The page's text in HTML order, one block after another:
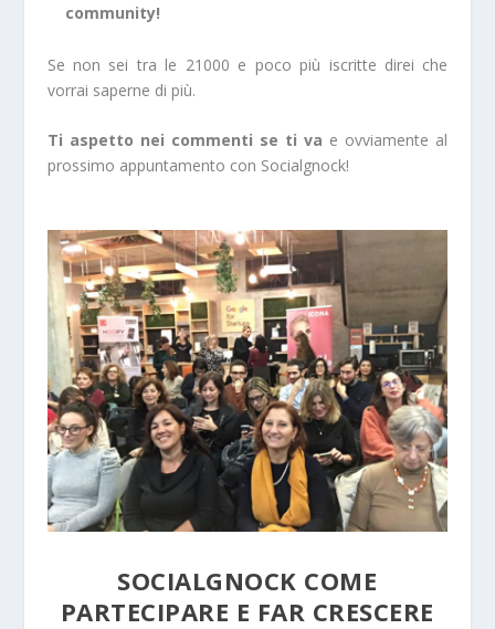
community!
Se non sei tra le 21000 e poco più iscritte direi che
vorrai saperne di più.
Ti aspetto nei commenti se ti va e ovviamente al
prossimo appuntamento con Socialgnock!
SOCIALGNOCK COME
PARTECIPARE E FAR CRESCERE